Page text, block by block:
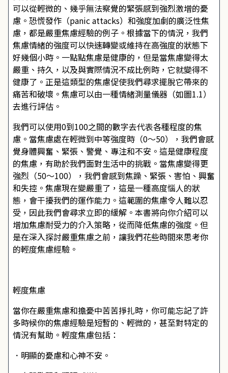
可以從輕微的、幾乎無法察覺的緊張感到強烈激增的憂
慮。恐慌發作（panic attacks）和強度加劇的廣泛性焦
慮，都是嚴重焦慮經驗的例子。根據當下的情況，我們
焦慮情緒的強度可以快速轉變或維持在高強度的狀態下
好幾個小時。一點點焦慮是健康的，但是當焦慮變得太
嚴重、持久，以及與實際情況不成比例時，它就變得不
健康了。正是這類型的焦慮促使我們尋求擺脫它帶來的
痛苦和破壞。焦慮可以由一種情緒測量儀器（如圖1.1）
去進行評估。
我們可以使用0到100之間的數字去代表各種程度的焦
慮。當焦慮處在輕微到中等強度時（0～50），我們會感
覺身體興奮、緊張、警覺、專注和不安。這是健康程度
的焦慮，有助於我們面對生活中的挑戰。當焦慮變得更
強烈（50～100），我們會感到焦躁、緊張、害怕、興奮
和失控。焦慮現在變嚴重了，這是一種高度惱人的狀
態，會干擾我們的運作能力。這範圍的焦慮令人難以忍
受，因此我們會尋求立即的緩解。本書將向你介紹可以
增加焦慮耐受力的介入策略，從而降低焦慮的強度。但
是在深入探討嚴重焦慮之前，讓我們花些時間來思考你
的輕度焦慮經驗。
輕度焦慮
當你在嚴重焦慮和擔憂中苦苦掙扎時，你可能忘記了許
多時候你的焦慮經驗是短暫的、輕微的，甚至對特定的
情況有幫助。輕度焦慮包括：
．明顯的憂慮和心神不安。